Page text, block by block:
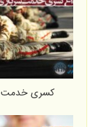
کسری خدمت